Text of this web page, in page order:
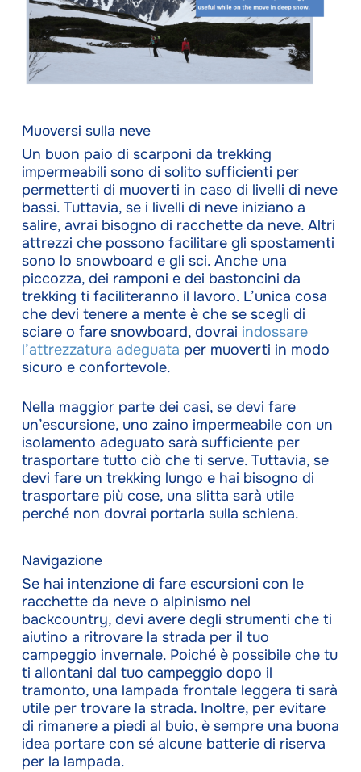
Muoversi sulla neve
Un buon paio di scarponi da trekking
impermeabili sono di solito sufficienti per
permetterti di muoverti in caso di livelli di neve
bassi. Tuttavia, se i livelli di neve iniziano a
salire, avrai bisogno di racchette da neve. Altri
attrezzi che possono facilitare gli spostamenti
sono lo snowboard e gli sci. Anche una
piccozza, dei ramponi e dei bastoncini da
trekking ti faciliteranno il lavoro. L’unica cosa
che devi tenere a mente è che se scegli di
sciare o fare snowboard, dovrai indossare
l’attrezzatura adeguata per muoverti in modo
sicuro e confortevole.
Nella maggior parte dei casi, se devi fare
un’escursione, uno zaino impermeabile con un
isolamento adeguato sarà sufficiente per
trasportare tutto ciò che ti serve. Tuttavia, se
devi fare un trekking lungo e hai bisogno di
trasportare più cose, una slitta sarà utile
perché non dovrai portarla sulla schiena.
Navigazione
Se hai intenzione di fare escursioni con le
racchette da neve o alpinismo nel
backcountry, devi avere degli strumenti che ti
aiutino a ritrovare la strada per il tuo
campeggio invernale. Poiché è possibile che tu
ti allontani dal tuo campeggio dopo il
tramonto, una lampada frontale leggera ti sarà
utile per trovare la strada. Inoltre, per evitare
di rimanere a piedi al buio, è sempre una buona
idea portare con sé alcune batterie di riserva
per la lampada.